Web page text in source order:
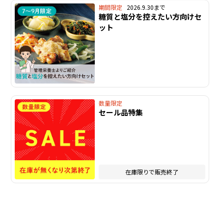
期間限定 2026.9.30まで
糖質と塩分を控えたい方向けセ
ット
数量限定
セール品特集
在庫限りで販売終了